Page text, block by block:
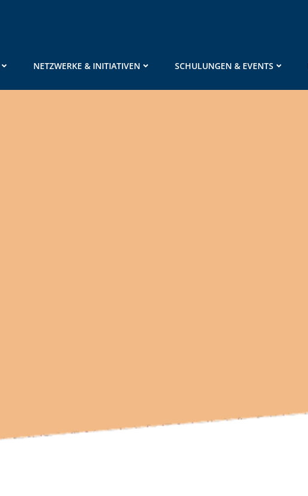
NETZWERKE & INITIATIVEN SCHULUNGEN & EVENTS